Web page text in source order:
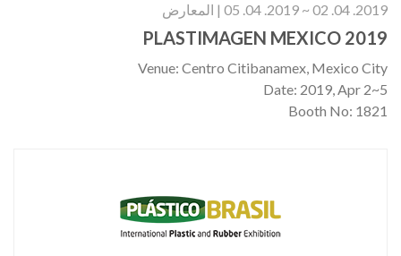
2019. 04. 02 ~ 2019. 04. 05 | المعارض
PLASTIMAGEN MEXICO 2019
Venue: Centro Citibanamex, Mexico City
Date: 2019, Apr 2~5
Booth No: 1821